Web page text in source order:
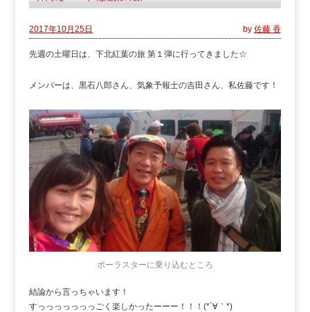
2017年10月25日 by 佐藤 香
先週の土曜日は、下北紅葉の旅 第１弾に行ってきました☆
メンバーは、黒石八郎さん、気象予報士の吉田さん、私佐藤です！
ポーラスターに乗り込むところ
結論から言っちゃいます！
すっっっっっっっごく楽しかったーーー！！！(*´∀｀*)